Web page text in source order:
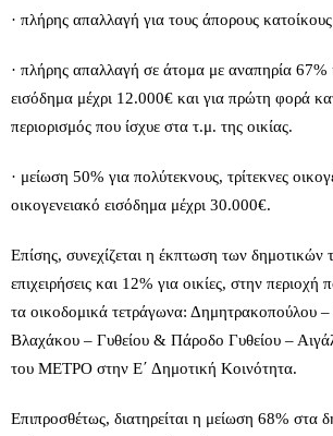
· πλήρης απαλλαγή για τους άπορους
· πλήρης απαλλαγή σε άτομα με αναπηρία 67%
εισόδημα μέχρι 12.000€ και για πρώτη φορά
περιορισμός που ίσχυε στα τ.μ. της οικίας.
· μείωση 50% για πολύτεκνους, τρίτεκνες
οικογενειακό εισόδημα μέχρι 30.000€.
Επίσης, συνεχίζεται η έκπτωση των δημοτικών
επιχειρήσεις και 12% για οικίες, στην περιοχή
τα οικοδομικά τετράγωνα: Δημητρακοπούλου
Βλαχάκου – Γυθείου & Πάροδο Γυθείου –
του ΜΕΤΡΟ στην Ε΄ Δημοτική Κοινότητα.
Επιπροσθέτως, διατηρείται η μείωση 68% στα